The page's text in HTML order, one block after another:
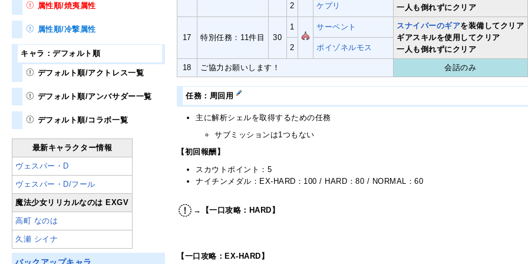
一人も倒れずにクリア
2 ケプリ
17 特別任務：11件目 30
1 サーペント スナイパーのギアを装備してクリア
ギアスキルを使用してクリア
一人も倒れずにクリア
2 ポイゾネルモス
18 ご協力お願いします！ 会話のみ
任務：周回用
主に解析シェルを取得するための任務
サブミッションは1つもない
【初回報酬】
スカウトポイント：5
ナイチンメダル：EX-HARD：100 / HARD：80 / NORMAL：60
→【一口攻略：HARD】
【一口攻略：EX-HARD】
属性順/焼夷属性
属性順/冷撃属性
キャラ：デフォルト順
デフォルト順/アクトレス一覧
デフォルト順/アンバサダー一覧
デフォルト順/コラボ一覧
最新キャラクター情報
ヴェスパー・D
ヴェスパー・D/フール
魔法少女リリカルなのは EXGV
高町 なのは
久瀬 シイナ
バックアップキャラ